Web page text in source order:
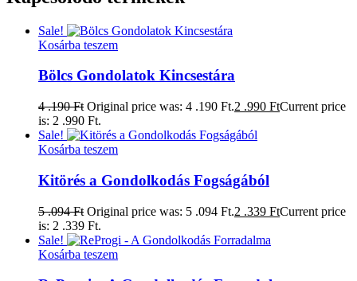
Sale!
Kosárba teszem
Bölcs Gondolatok Kincsestára
4 .190Ft Original price was: 4 .190 Ft.2 .990 FtCurrent price
is: 2 .990 Ft.
Sale!
Kosárba teszem
Kitörés a Gondolkodás Fogságából
5 .094Ft Original price was: 5 .094 Ft.2 .339 FtCurrent price
is: 2 .339 Ft.
Sale!
Kosárba teszem